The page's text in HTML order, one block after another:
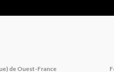
de Ouest-France